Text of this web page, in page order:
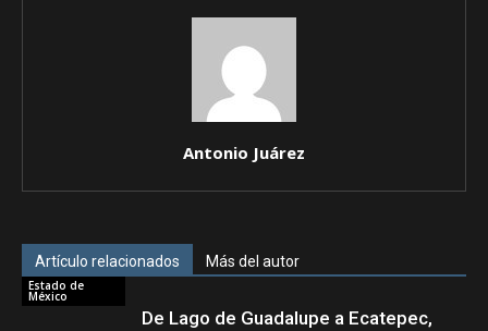
Antonio Juárez
Artículo relacionados Más del autor
Estado de
México
De Lago de Guadalupe a Ecatepec,